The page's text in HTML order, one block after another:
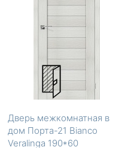
Дверь межкомнатная в
дом Порта-21 Bianco
Veralinga 190*60